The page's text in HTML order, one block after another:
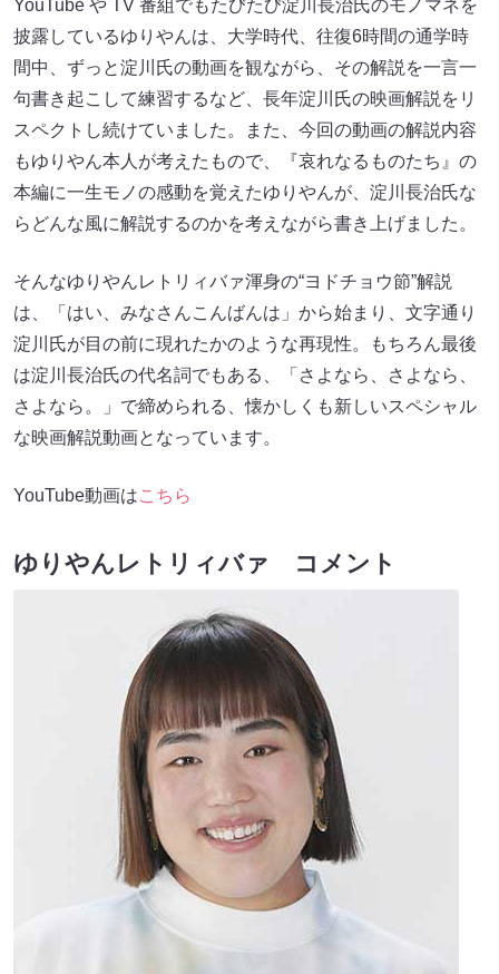
YouTube や TV 番組でもたびたび淀川長治氏のモノマネを
披露しているゆりやんは、大学時代、往復6時間の通学時
間中、ずっと淀川氏の動画を観ながら、その解説を一言一
句書き起こして練習するなど、長年淀川氏の映画解説をリ
スペクトし続けていました。また、今回の動画の解説内容
もゆりやん本人が考えたもので、『哀れなるものたち』の
本編に一生モノの感動を覚えたゆりやんが、淀川長治氏な
らどんな風に解説するのかを考えながら書き上げました。
そんなゆりやんレトリィバァ渾身の“ヨドチョウ節”解説
は、「はい、みなさんこんばんは」から始まり、文字通り
淀川氏が目の前に現れたかのような再現性。もちろん最後
は淀川長治氏の代名詞でもある、「さよなら、さよなら、
さよなら。」で締められる、懐かしくも新しいスペシャル
な映画解説動画となっています。
YouTube動画はこちら
ゆりやんレトリィバァ コメント